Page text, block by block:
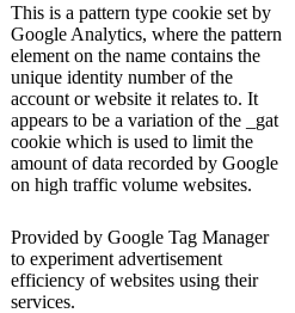
This is a pattern type cookie set by
Google Analytics, where the pattern
element on the name contains the
unique identity number of the
account or website it relates to. It
appears to be a variation of the _gat
cookie which is used to limit the
amount of data recorded by Google
on high traffic volume websites.
Provided by Google Tag Manager
to experiment advertisement
efficiency of websites using their
services.